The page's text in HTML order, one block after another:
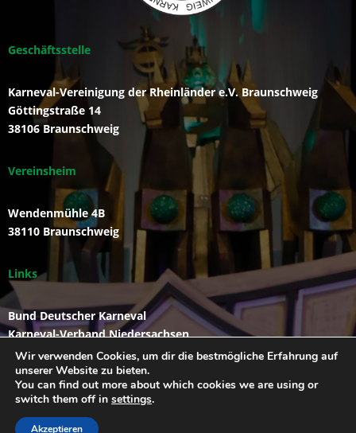
Geschäftsstelle
Karneval-Vereinigung der Rheinländer e.V. Braunschweig
Göttingstraße 14
38106 Braunschweig
Vereinsheim
Wendenmühle 4B
38110 Braunschweig
Links
Bund Deutscher Karneval
Karneval-Verband Niedersachsen
Funkengarde der KVR
Wir verwenden Cookies, um dir die bestmögliche Erfahrung auf
unserer Website zu bieten.
You can find out more about which cookies we are using or
switch them off in settings.
Akzeptieren